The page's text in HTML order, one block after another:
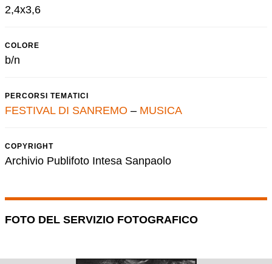
2,4x3,6
COLORE
b/n
PERCORSI TEMATICI
FESTIVAL DI SANREMO – MUSICA
COPYRIGHT
Archivio Publifoto Intesa Sanpaolo
FOTO DEL SERVIZIO FOTOGRAFICO